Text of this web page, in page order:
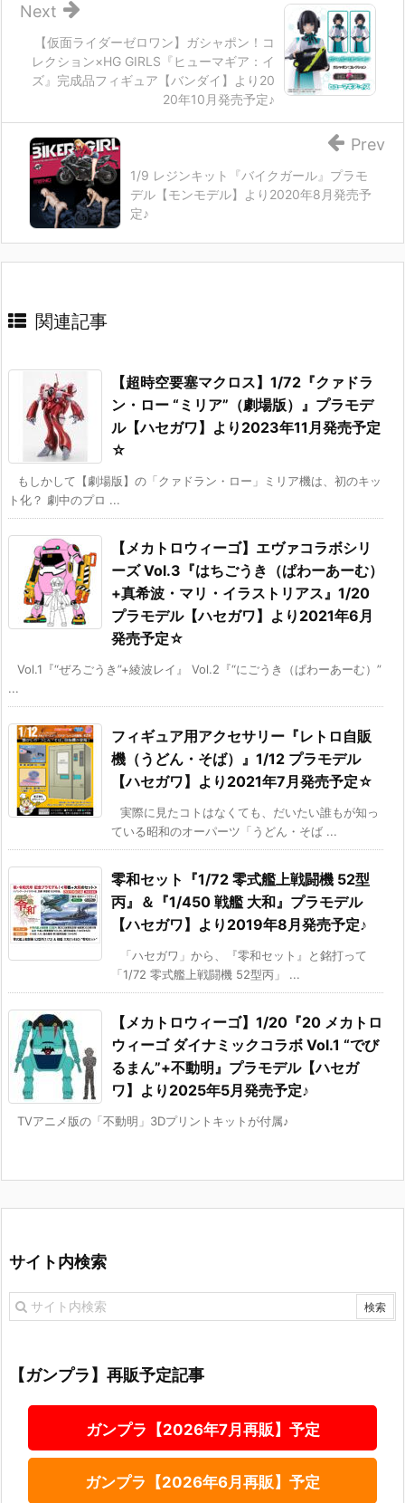
【仮面ライダーゼロワン】ガシャポン！コ
レクション×HG GIRLS『ヒューマギア：イ
ズ』完成品フィギュア【バンダイ】より20
20年10月発売予定♪
Next
1/9 レジンキット『バイクガール』プラモ
デル【モンモデル】より2020年8月発売予
定♪
Prev
関連記事
【超時空要塞マクロス】1/72『クァドラ
ン・ロー “ミリア”（劇場版）』プラモデ
ル【ハセガワ】より2023年11月発売予定
☆
もしかして【劇場版】の「クァドラン・ロー」ミリア機は、初のキッ
ト化？ 劇中のプロ ...
【メカトロウィーゴ】エヴァコラボシリ
ーズ Vol.3『はちごうき（ぱわーあーむ）
+真希波・マリ・イラストリアス』1/20
プラモデル【ハセガワ】より2021年6月
発売予定☆
Vol.1『“ぜろごうき”+綾波レイ』 Vol.2『“にごうき（ぱわーあーむ）”
...
フィギュア用アクセサリー『レトロ自販
機（うどん・そば）』1/12 プラモデル
【ハセガワ】より2021年7月発売予定☆
実際に見たコトはなくても、だいたい誰もが知っ
ている昭和のオーパーツ「うどん・そば ...
零和セット『1/72 零式艦上戦闘機 52型
丙』＆『1/450 戦艦 大和』プラモデル
【ハセガワ】より2019年8月発売予定♪
「ハセガワ」から、『零和セット』と銘打って
「1/72 零式艦上戦闘機 52型丙」 ...
【メカトロウィーゴ】1/20『20 メカトロ
ウィーゴ ダイナミックコラボ Vol.1 “でび
るまん”+不動明』プラモデル【ハセガ
ワ】より2025年5月発売予定♪
TVアニメ版の「不動明」3Dプリントキットが付属♪
サイト内検索
【ガンプラ】再販予定記事
ガンプラ【2026年7月再販】予定
ガンプラ【2026年6月再販】予定